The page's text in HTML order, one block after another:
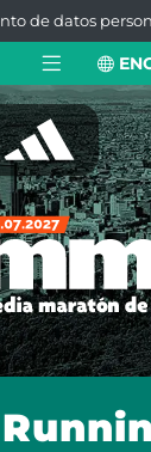
de datos